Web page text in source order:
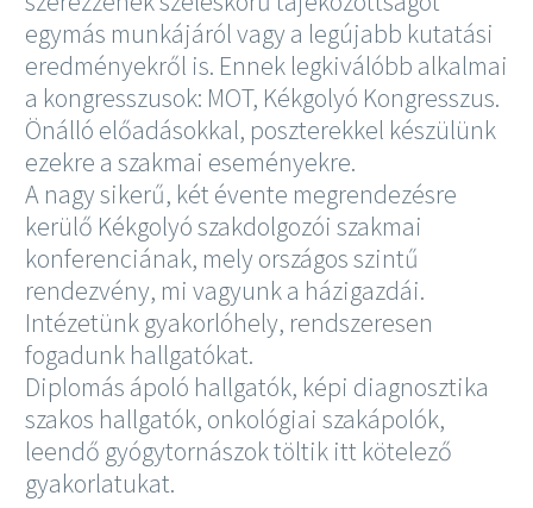
egymás munkájáról vagy a legújabb kutatási
eredményekről is. Ennek legkiválóbb alkalmai
a kongresszusok: MOT, Kékgolyó Kongresszus.
Önálló előadásokkal, poszterekkel készülünk
ezekre a szakmai eseményekre.
A nagy sikerű, két évente megrendezésre
kerülő Kékgolyó szakdolgozói szakmai
konferenciának, mely országos szintű
rendezvény, mi vagyunk a házigazdái.
Intézetünk gyakorlóhely, rendszeresen
fogadunk hallgatókat.
Diplomás ápoló hallgatók, képi diagnosztika
szakos hallgatók, onkológiai szakápolók,
leendő gyógytornászok töltik itt kötelező
gyakorlatukat.